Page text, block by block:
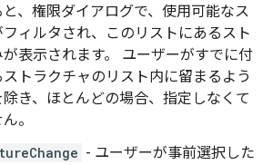
と、権限ダイアログで、使用可能なス
フィルタされ、このリストにあるスト
表示されます。 ユーザーがすでに付
トラクチャのリスト内に留まるよう
き、ほとんどの場合、指定しなくて
。
- ユーザーが事前選択した